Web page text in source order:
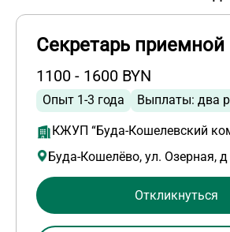
Секретарь приемной
1100 - 1600 BYN
Опыт 1-3 года Выплаты: два
КЖУП “Буда-Кошелевский
Буда-Кошелёво, ул. Озерная, д
Откликнуться